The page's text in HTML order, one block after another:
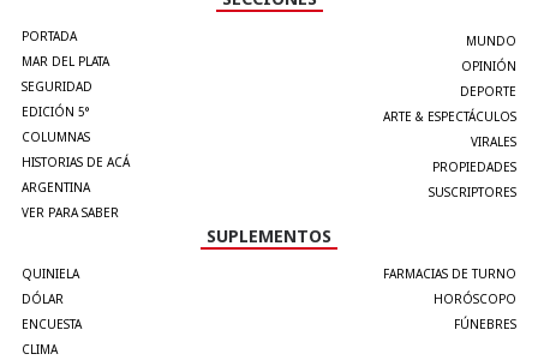
PORTADA
MAR DEL PLATA
SEGURIDAD
EDICIÓN 5°
COLUMNAS
HISTORIAS DE ACÁ
ARGENTINA
VER PARA SABER
MUNDO
OPINIÓN
DEPORTE
ARTE & ESPECTÁCULOS
VIRALES
PROPIEDADES
SUSCRIPTORES
SUPLEMENTOS
QUINIELA
DÓLAR
ENCUESTA
CLIMA
FARMACIAS DE TURNO
HORÓSCOPO
FÚNEBRES